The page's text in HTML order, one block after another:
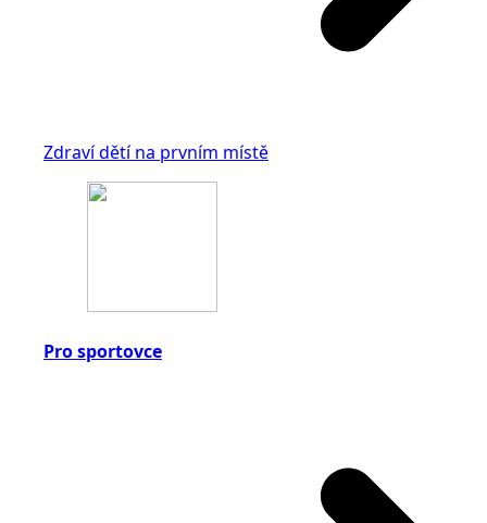
Zdraví dětí na prvním místě
Pro sportovce